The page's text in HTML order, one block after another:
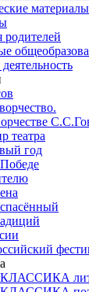
материалы
театра
год